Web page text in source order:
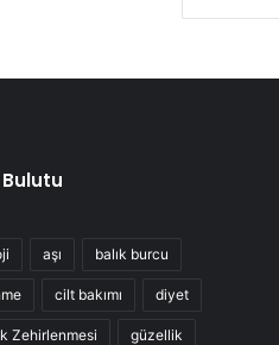
aşı balık burcu
cilt bakımı diyet
Zehirlenmesi güzellik